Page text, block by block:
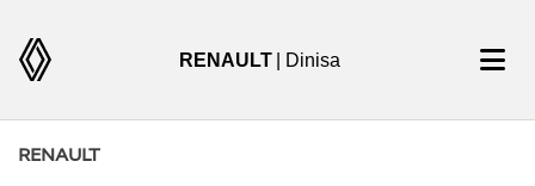
RENAULT | Dinisa
RENAULT